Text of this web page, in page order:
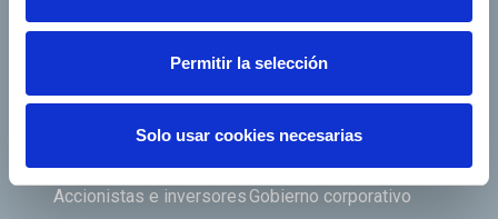
Permitir la selección
Solo usar cookies necesarias
Accionistas e inversoresGobierno corporativo